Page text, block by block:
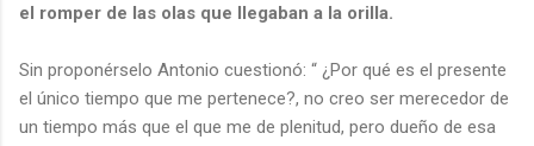
el romper de las olas que llegaban a la orilla.
Sin proponérselo Antonio cuestionó: “ ¿Por qué es el presente
el único tiempo que me pertenece?, no creo ser merecedor de
un tiempo más que el que me de plenitud, pero dueño de esa